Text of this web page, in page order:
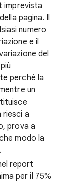
imprevista
pagina. Il
numero
e il
del
perché la
un
riesci a
prova a
modo la
report
per il 75%